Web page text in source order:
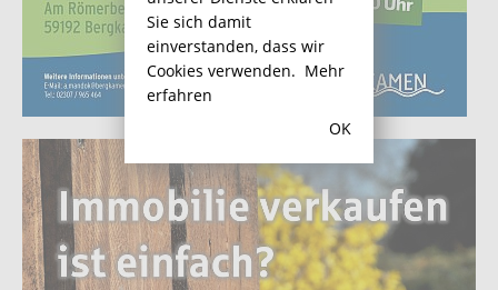
Sie sich damit
einverstanden, dass wir
Cookies verwenden. Mehr
erfahren
OK